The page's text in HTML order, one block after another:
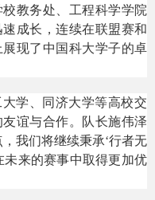
教务处、工程科学学院
成长，连续在联盟赛和
现了中国科大学子的卓
学、同济大学等高校交
谊与合作。队长施伟泽
我们将继续秉承‘行者无
未来的赛事中取得更加优